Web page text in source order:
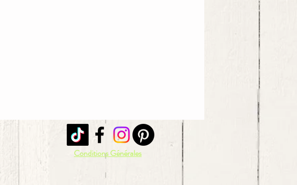
Conditions Générales